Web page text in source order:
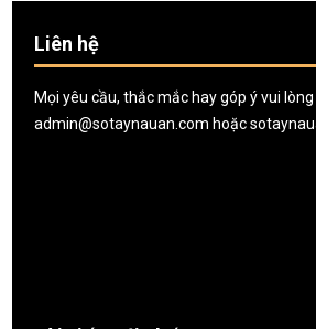
Liên hệ
Mọi yêu cầu, thắc mắc hay góp ý vui
admin@sotaynauan.com hoặc